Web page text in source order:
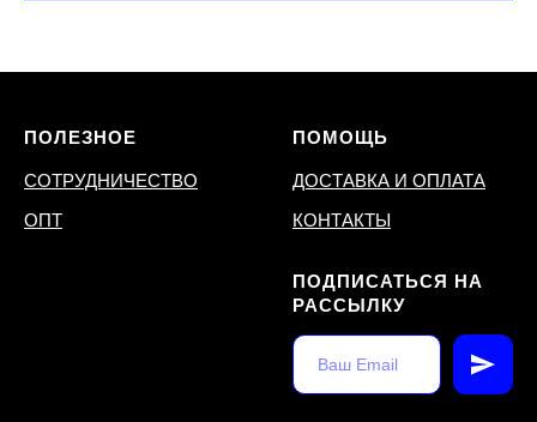
ПОЛЕЗНОЕ
СОТРУДНИЧЕСТВО
ОПТ
ПОМОЩЬ
ДОСТАВКА И ОПЛАТА
КОНТАКТЫ
ПОДПИСАТЬСЯ НА
РАССЫЛКУ